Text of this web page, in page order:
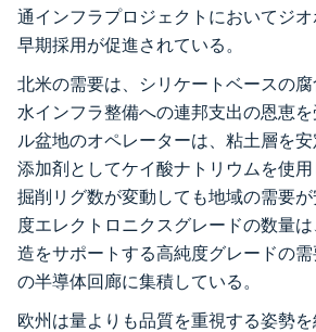
通インフラプロジェクトにおいてジ
早期採用が促進されている。
北米の需要は、シリケートベースの
水インフラ整備への連邦支出の恩恵
ル盆地のオペレーターは、粘土層を
添加剤としてケイ酸ナトリウムを使
掘削リグ数が変動しても地域の需要
度エレクトロニクスグレードの数量
造をサポートする高純度グレードの
の半導体回廊に集積している。
欧州は量よりも品質を重視する姿勢